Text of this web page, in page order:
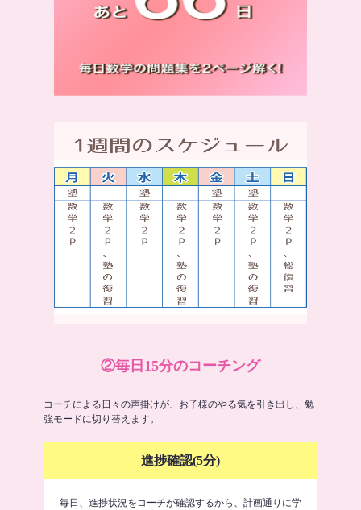
②毎日15分のコーチング
コーチによる日々の声掛けが、お子様のやる気を引き出し、勉
強モードに切り替えます。
進捗確認(5分)
毎日、進捗状況をコーチが確認するから、計画通りに学